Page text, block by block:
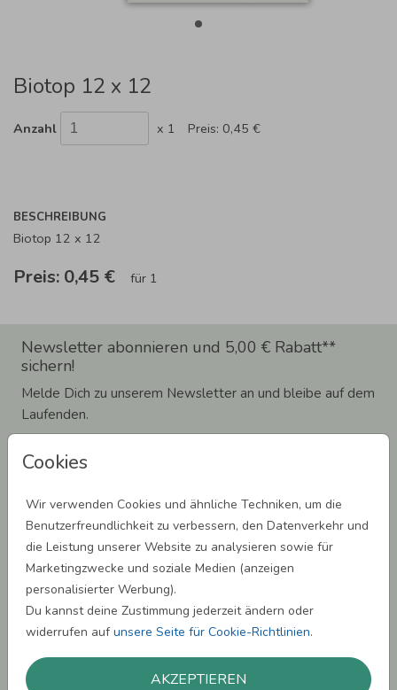
Cookies
Wir verwenden Cookies und ähnliche Techniken, um die
Benutzerfreundlichkeit zu verbessern, den Datenverkehr und
die Leistung unserer Website zu analysieren sowie für
Marketingzwecke und soziale Medien (anzeigen
personalisierter Werbung).
Du kannst deine Zustimmung jederzeit ändern oder
widerrufen aufunsere Seite für Cookie-Richtlinien.
AKZEPTIEREN
Biotop 12 x 12
Anzahl x 1 Preis: 0,45 €
BESCHREIBUNG
Biotop 12 x 12
Preis: 0,45 € für 1
Newsletter abonnieren und 5,00 € Rabatt**
sichern!
Melde Dich zu unserem Newsletter an und bleibe auf dem
Laufenden.
Einwilligung zur Datennutzung für Marketingzwecke: Hiermit willigst Du ein,
dass wir Dich mit neuesten Informationen aus unserem Angebot informieren
können. Dies umfasst den Versand unseres Newsletters. Zudem können wir Dir
Produktinformationen zu Deinen Interessen auf anderen Plattformen wie
Facebook und Google anzeigen. Um Dir diesen Service anbieten zu können,
nutzen wir Deine personenbezogenen Daten und teilen diese auch mit Dritten,
wenn erforderlich. Du kannst diese Einwilligung jederzeit widerrufen. Weitere
Informationen erhätst Du in unserer Datenschutzerklärung.
ANMELDEN